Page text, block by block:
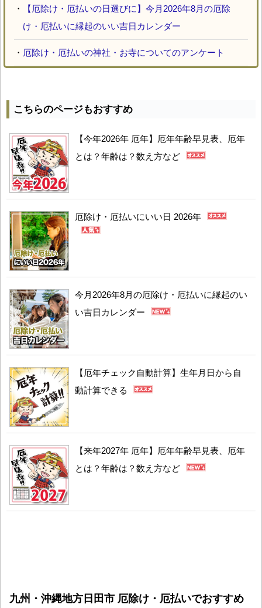
・
【厄除け・厄払いの日選びに】今月2026年8月の厄除
け・厄払いに縁起のいい吉日カレンダー
・ 厄除け・厄払いの神社・お寺についてのアンケート
こちらのページもおすすめ
【今年2026年 厄年】厄年年齢早見表、厄年
とは？年齢は？数え方など
厄除け・厄払いにいい日 2026年
今月2026年8月の厄除け・厄払いに縁起のい
い吉日カレンダー
【厄年チェック自動計算】生年月日から自
動計算できる
【来年2027年 厄年】厄年年齢早見表、厄年
とは？年齢は？数え方など
九州・沖縄地方日田市 厄除け・厄払いでおすすめ